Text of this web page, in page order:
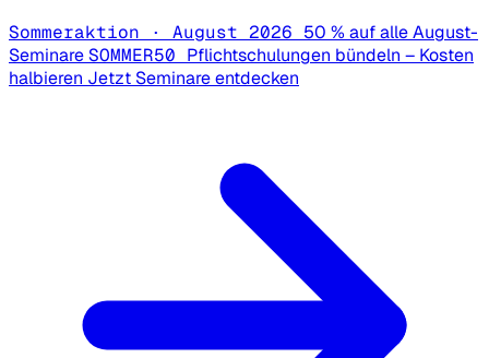
Sommeraktion · August 2026 50 % auf alle August-
SeminareSOMMER50 Pflichtschulungen bündeln – Kosten
halbieren Jetzt Seminare entdecken